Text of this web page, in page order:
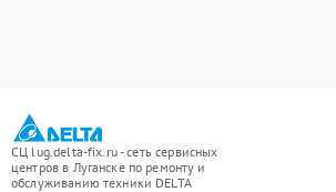
СЦ lug.delta-fix.ru - сеть сервисных
центров в Луганске по ремонту и
обслуживанию техники DELTA